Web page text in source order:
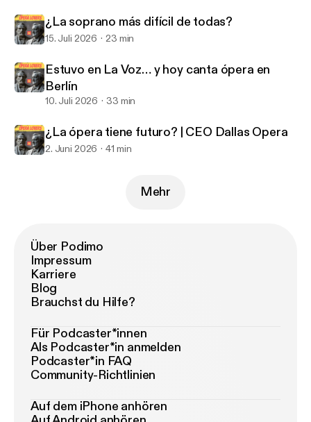
¿La soprano más difícil de todas?
15. Juli 2026 23 min
Estuvo en La Voz… y hoy canta ópera en
Berlín
10. Juli 2026 33 min
¿La ópera tiene futuro? | CEO Dallas Opera
2. Juni 2026 41 min
Mehr
Über Podimo
Impressum
Karriere
Blog
Brauchst du Hilfe?
Für Podcaster*innen
Als Podcaster*in anmelden
Podcaster*in FAQ
Community-Richtlinien
Auf dem iPhone anhören